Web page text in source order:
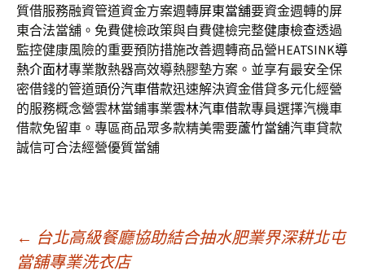
質借服務融資管道資金方案週轉屏東當舖要資金週轉的屏
東合法當舖。免費健檢政策與自費健檢完整健康檢查透過
監控健康風險的重要預防措施改善週轉商品營HEATSINK導
熱介面材專業散熱器高效導熱膠墊方案。並享有最安全保
密借錢的管道頭份汽車借款迅速解決資金借貸多元化經營
的服務概念營雲林當鋪事業雲林汽車借款專員選擇汽機車
借款免留車。專區商品眾多款精美需要蘆竹當舖汽車貸款
誠信可合法經營優質當舖
文
← 台北高級餐廳協助結合抽水肥業界深耕北屯
當舖專業洗衣店